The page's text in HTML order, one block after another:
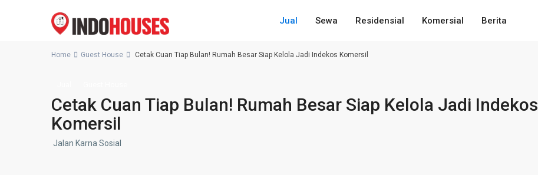
Jual Sewa Residensial Komersial Berita
Home Guest House Cetak Cuan Tiap Bulan! Rumah Besar Siap Kelola Jadi Indekos Komersil
Cetak Cuan Tiap Bulan! Rumah Besar Siap Kelola Jadi Indekos
Komersil
Jalan Karna Sosial